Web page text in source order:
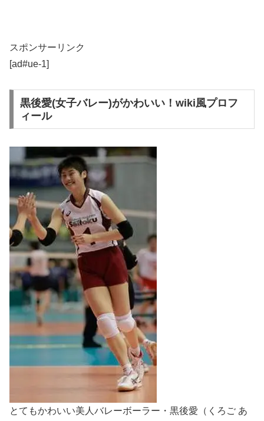
スポンサーリンク
[ad#ue-1]
黒後愛(女子バレー)がかわいい！wiki風プロフ
ィール
とてもかわいい美人バレーボーラー・黒後愛（くろご あ